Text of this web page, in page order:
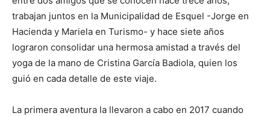
trabajan juntos en la Municipalidad de Esquel -Jorge en
Hacienda y Mariela en Turismo- y hace siete años
lograron consolidar una hermosa amistad a través del
yoga de la mano de Cristina García Badiola, quien los
guió en cada detalle de este viaje.
La primera aventura la llevaron a cabo en 2017 cuando